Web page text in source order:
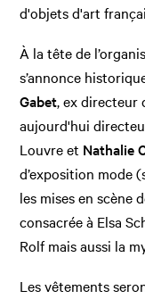
d'objets d'art
À la tête de
s’annonce
Gabet, ex directeur
aujourd'hui
Louvre et Nathalie
d’exposition mode
les mises en scène
consacrée à Elsa
Rolf mais aussi la
Les vêtements